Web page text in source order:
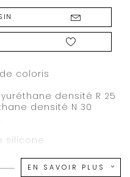
coloris
densité R 25
densité N 30
silicone
Nosag
EN SAVOIR PLUS